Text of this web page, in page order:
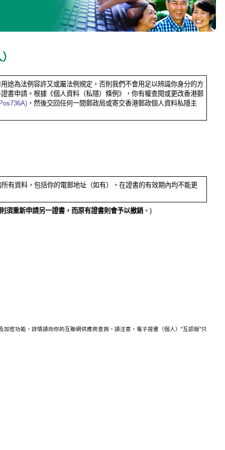
途為法例容許又或屬法例規定，否則我們不會用足以辨識你身分的方
書申請。根據《個人資料（私隱）條例》，你有權查閱或更改香港郵
，然後交回任何一間郵政局或寄交香港郵政個人資料私隱主
有資料，包括你的電郵地址（如有），在證書的有效期內均不能更
須重新申請另一證書，而原有證書則會予以撤銷 。)
密功能。詳情請向你的互聯網供應商查詢。請注意，電子證書（個人）"互認版"只